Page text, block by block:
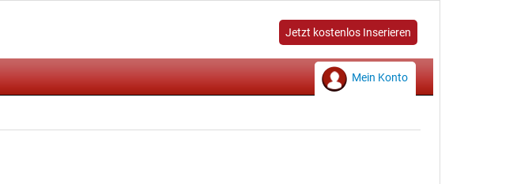
Jetzt kostenlos Inserieren
Mein Konto